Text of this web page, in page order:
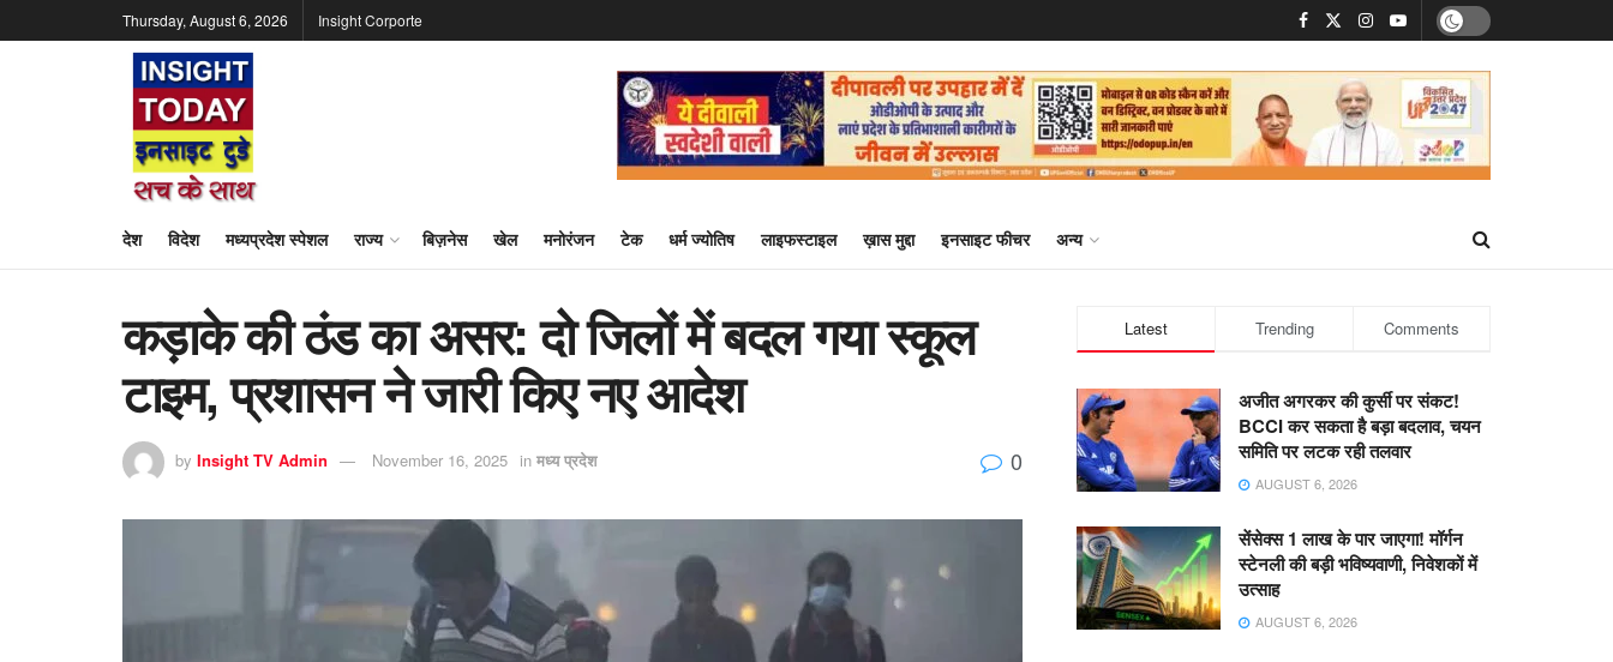
Thursday, August 6, 2026 Insight Corporte
देश विदेश मध्यप्रदेश स्पेशल राज्य बिज़नेस खेल मनोरंजन टेक धर्म ज्योतिष लाइफस्टाइल ख़ास मुद्दा इनसाइट फीचर अन्य
कड़ाके की ठंड का असर: दो जिलों में बदल गया स्कूल
टाइम, प्रशासन ने जारी किए नए आदेश
by Insight TV Admin November 16, 2025 in मध्य प्रदेश 0
Latest Trending Comments
अजीत अगरकर की कुर्सी पर संकट!
BCCI कर सकता है बड़ा बदलाव, चयन
समिति पर लटक रही तलवार
AUGUST 6, 2026
सेंसेक्स 1 लाख के पार जाएगा! मॉर्गन
स्टेनली की बड़ी भविष्यवाणी, निवेशकों में
उत्साह
AUGUST 6, 2026